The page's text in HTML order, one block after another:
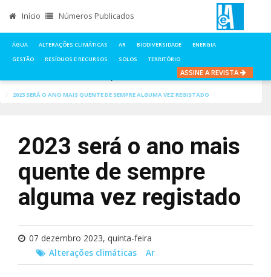
Início Números Publicados
ÁGUA ALTERAÇÕES CLIMÁTICAS AR BIODIVERSIDADE
ENERGIA
GESTÃO
RESÍDUOS E RECURSOS SOLOS TERRITÓRIO
ASSINE A REVISTA
2023 SERÁ O ANO MAIS QUENTE DE SEMPRE ALGUMA VEZ REGISTADO
2023 será o ano mais
quente de sempre
alguma vez registado
07 dezembro 2023, quinta-feira
Alterações climáticas
Ar